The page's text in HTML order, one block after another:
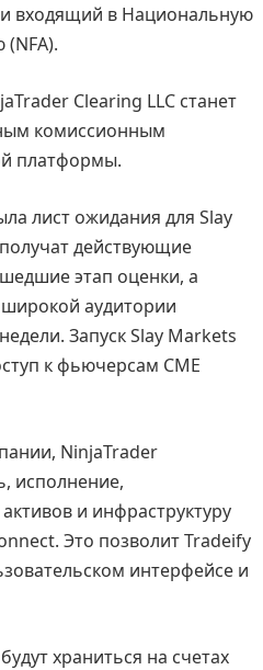
входящий в Национальную
Clearing LLC станет
комиссионным
платформы.
лист ожидания для Slay
действующие
этап оценки, а
аудитории
Запуск Slay Markets
к фьючерсам CME
NinjaTrader
исполнение,
и инфраструктуру
Это позволит Tradeify
интерфейсе и
храниться на счетах